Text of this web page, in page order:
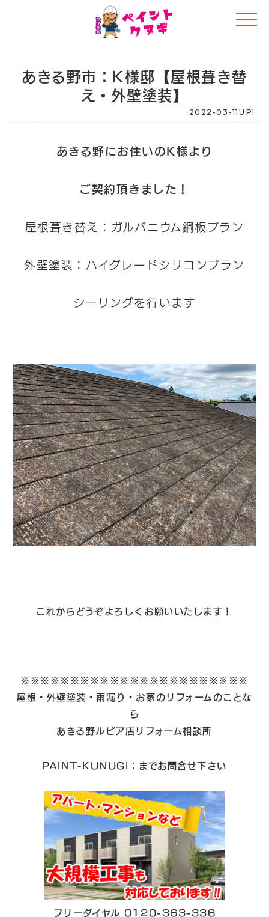
あきる野市：K様邸【屋根葺き替
え・外壁塗装】
2022-03-11UP!
あきる野にお住いのK様より
ご契約頂きました！
屋根葺き替え：ガルバニウム鋼板プラン
外壁塗装：ハイグレードシリコンプラン
シーリングを行います
これからどうぞよろしくお願いいたします！
※※※※※※※※※※※※※※※※※※※※※※※
屋根・外壁塗装・雨漏り・お家のリフォームのことな
ら
あきる野ルピア店リフォーム相談所
PAINT-KUNUGI：までお問合せ下さい
フリーダイヤル 0120-363-336